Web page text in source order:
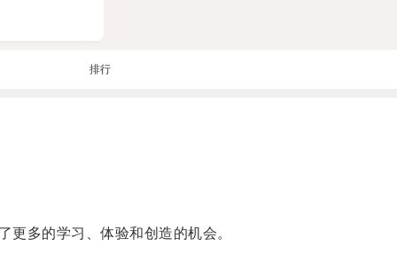
排行
多的学习、体验和创造的机会。